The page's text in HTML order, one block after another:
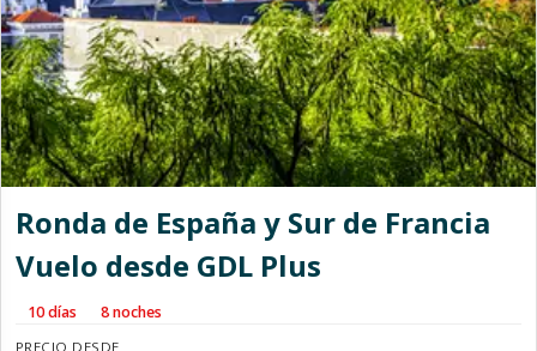
Ronda de España y Sur de Francia
Vuelo desde GDL Plus
10 días 8 noches
PRECIO DESDE